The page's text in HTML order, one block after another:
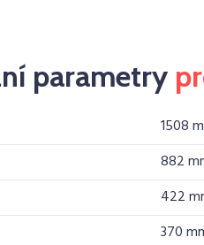
parametry
1508
882
422
370